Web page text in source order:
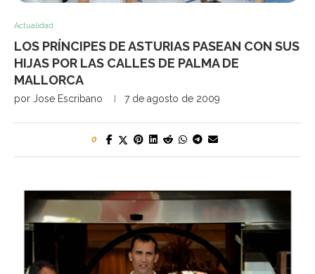
Actualidad
LOS PRÍNCIPES DE ASTURIAS PASEAN CON SUS
HIJAS POR LAS CALLES DE PALMA DE
MALLORCA
por Jose Escribano 7 de agosto de 2009
0